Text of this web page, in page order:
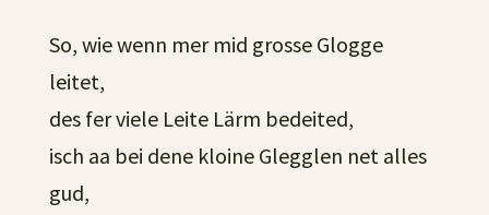
So, wie wenn mer mid grosse Glogge
leitet,
des fer viele Leite Lärm bedeited,
isch aa bei dene kloine Glegglen net alles
gud,